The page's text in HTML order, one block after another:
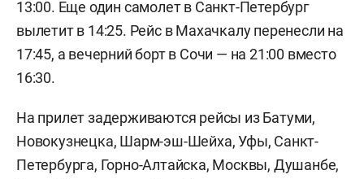
13:00. Еще один самолет в Санкт-Петербург
вылетит в 14:25. Рейс в Махачкалу перенесли на
17:45, а вечерний борт в Сочи — на 21:00 вместо
16:30.
На прилет задерживаются рейсы из Батуми,
Новокузнецка, Шарм-эш-Шейха, Уфы, Санкт-
Петербурга, Горно-Алтайска, Москвы, Душанбе,